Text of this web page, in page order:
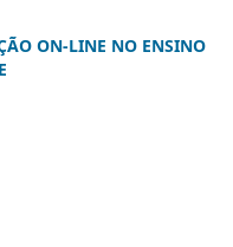
ON-LINE NO ENSINO